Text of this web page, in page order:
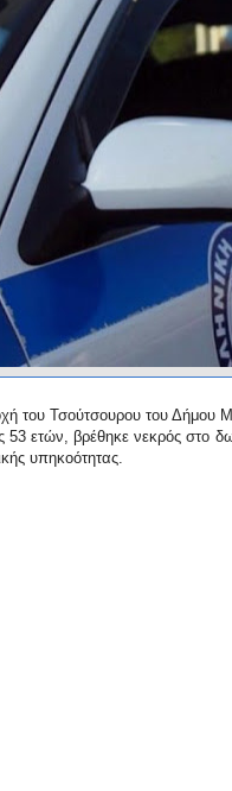
του Τσούτσουρου του Δήμου
53 ετών, βρέθηκε νεκρός στο
υπηκοότητας.